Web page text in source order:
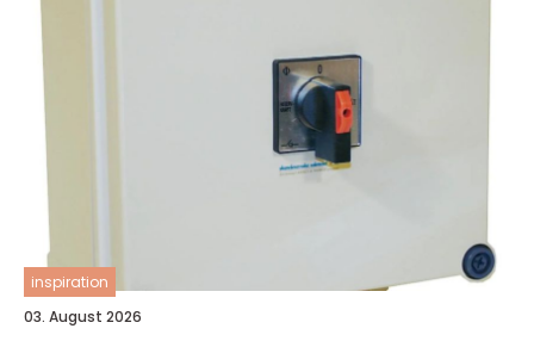
inspiration
03. August 2026